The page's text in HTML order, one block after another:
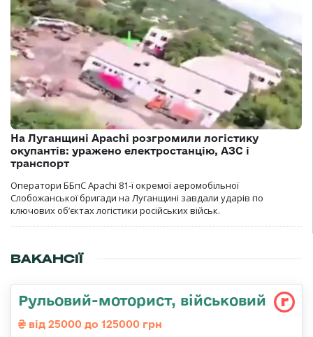
На Луганщині Apachi розгромили логістику
окупантів: уражено електростанцію, АЗС і
транспорт
Оператори ББпС Apachi 81-ї окремої аеромобільної
Слобожанської бригади на Луганщині завдали ударів по
ключових об’єктах логістики російських військ.
ВАКАНСІЇ
Рульовий-мотоpист, військовий
від 25000 до 125000 грн